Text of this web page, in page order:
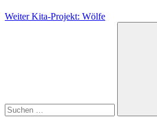
Weiter Kita-Projekt: Wölfe